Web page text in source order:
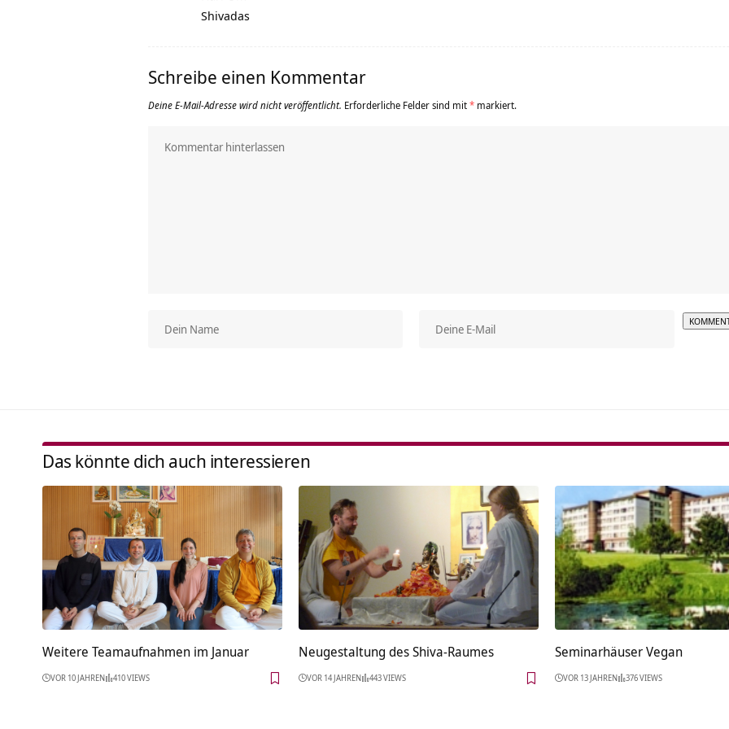
Shivadas
Schreibe einen Kommentar
Deine E-Mail-Adresse wird nicht veröffentlicht. Erforderliche Felder sind mit* markiert.
Das könnte dich auch interessieren
Weitere Teamaufnahmen im Januar
VOR 10 JAHREN 410 VIEWS
Neugestaltung des Shiva-Raumes
VOR 14 JAHREN 443 VIEWS
Seminarhäuser Vegan
VOR 13 JAHREN 376 VIEWS